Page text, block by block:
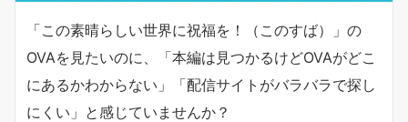
「この素晴らしい世界に祝福を！（このすば）」の
OVAを見たいのに、「本編は見つかるけどOVAがどこ
にあるかわからない」「配信サイトがバラバラで探し
にくい」と感じていませんか？